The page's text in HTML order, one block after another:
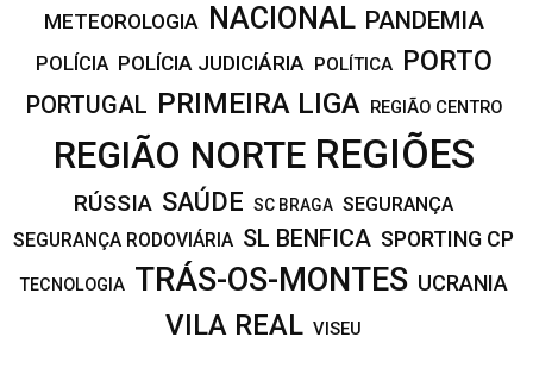
METEOROLOGIA NACIONAL PANDEMIA
POLÍCIA POLÍCIA JUDICIÁRIA POLÍTICA PORTO
PORTUGAL PRIMEIRA LIGA REGIÃO CENTRO
REGIÃO NORTE REGIÕES
RÚSSIA SAÚDE SC BRAGA SEGURANÇA
SEGURANÇA RODOVIÁRIA SL BENFICA SPORTING CP
TECNOLOGIA TRÁS-OS-MONTES UCRANIA
VILA REAL VISEU